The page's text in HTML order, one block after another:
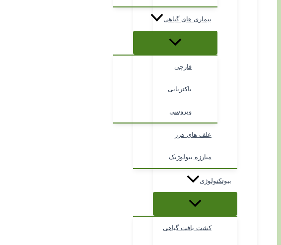
بیماری های گیاهی
قارچی
باکتریایی
ویروسی
علف های هرز
مبارزه بیولوژیک
بیوتکنولوژی
کشت بافت گیاهی